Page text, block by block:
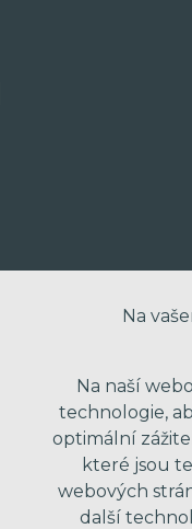
Na
Na naší
technologie,
optimální
které jsou
webových
další